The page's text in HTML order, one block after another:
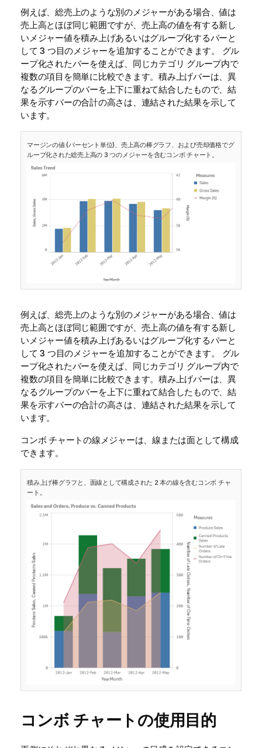
例えば、総売上のような別のメジャーがある場合、値は
売上高とほぼ同じ範囲ですが、売上高の値を有する新し
いメジャー値を積み上げあるいはグループ化するバーと
して 3 つ目のメジャーを追加することができます。 グル
ープ化されたバーを使えば、同じカテゴリ グループ内で
複数の項目を簡単に比較できます。積み上げバーは、異
なるグループのバーを上下に重ねて結合したもので、結
果を示すバーの合計の高さは、連結された結果を示して
います。
マージンの値 (パーセント単位)、売上高の棒グラフ、および売却価格でグ
ループ化された総売上高の 3 つのメジャーを含むコンボ チャート。
例えば、総売上のような別のメジャーがある場合、値は
売上高とほぼ同じ範囲ですが、売上高の値を有する新し
いメジャー値を積み上げあるいはグループ化するバーと
して 3 つ目のメジャーを追加することができます。 グル
ープ化されたバーを使えば、同じカテゴリ グループ内で
複数の項目を簡単に比較できます。積み上げバーは、異
なるグループのバーを上下に重ねて結合したもので、結
果を示すバーの合計の高さは、連結された結果を示して
います。
コンボ チャートの線メジャーは、線または面として構成
できます。
積み上げ棒グラフと、面線として構成された 2 本の線を含むコンボ チャ
ート。
コンボ チャートの使用目的